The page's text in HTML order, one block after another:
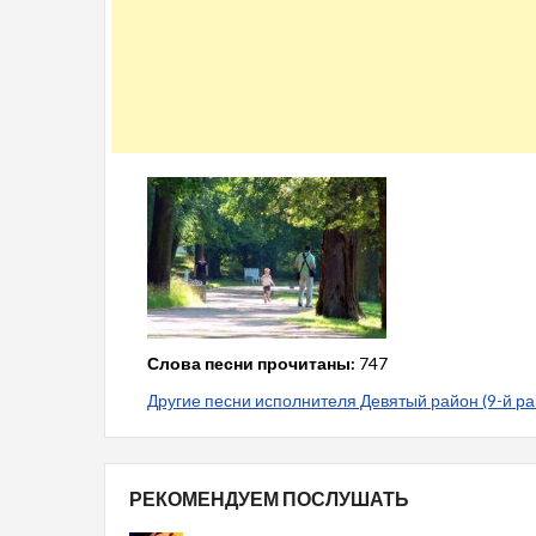
Слова песни прочитаны: 747
Другие песни исполнителя Девятый район (9-й
РЕКОМЕНДУЕМ ПОСЛУШАТЬ